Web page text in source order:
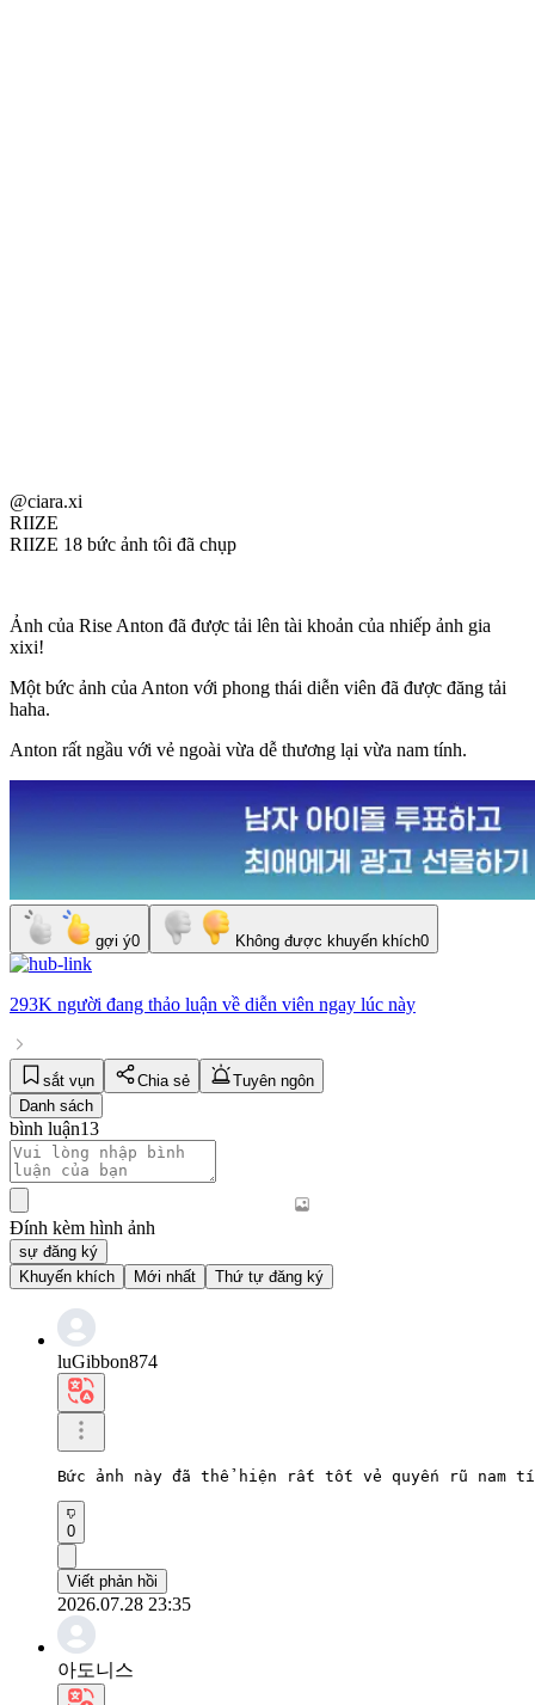
@ciara.xi
RIIZE
RIIZE 18 bức ảnh tôi đã chụp
Ảnh của Rise Anton đã được tải lên tài khoản của nhiếp ảnh gia
xixi!
Một bức ảnh của Anton với phong thái diễn viên đã được đăng tải
haha.
Anton rất ngầu với vẻ ngoài vừa dễ thương lại vừa nam tính.
gợi ý0 Không được khuyến khích0
293K người đang thảo luận về diễn viên ngay lúc này
sắt vụn Chia sẻ
Tuyên ngôn
Danh sách
bình luận13
Đính kèm hình ảnh
sự đăng ký
Khuyến khích
Mới nhất Thứ tự đăng ký
luGibbon874
Bức ảnh này đã thể hiện rất tốt vẻ quyến rũ nam
0
Viết phản hồi
2026.07.28 23:35
아도니스